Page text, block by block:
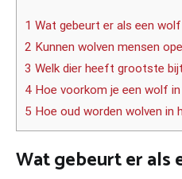
1 Wat gebeurt er als een
2 Kunnen wolven mensen
3 Welk dier heeft grootste
4 Hoe voorkom je een wolf
5 Hoe oud worden wolven in
Wat gebeurt er als